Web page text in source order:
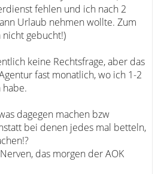
fehlen und ich nach 2
Urlaub nehmen wollte. Zum
gebucht!)
keine Rechtsfrage, aber das
fast monatlich, wo ich 1-2
habe.
dagegen machen bzw
bei denen jedes mal betteln,
das morgen der AOK